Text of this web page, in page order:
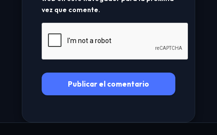
vez que comente.